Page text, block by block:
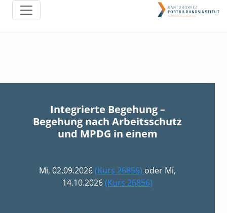
Integrierte Begehung –
Begehung nach Arbeitsschutz
und MPDG in einem
Mi, 02.09.2026(Kurs 26855) oder Mi,
14.10.2026(Kurs 26856)